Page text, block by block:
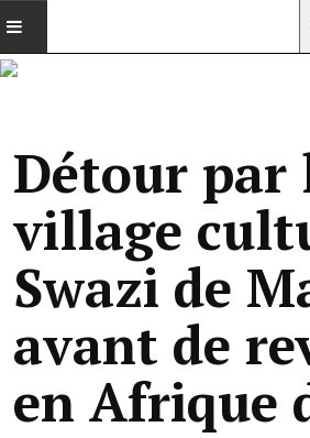
ACCUEIL
VOYAGES EN ASIE
VOYAGES DANS LE MONDE
Détour par
village
Swazi de
avant de
en Afrique